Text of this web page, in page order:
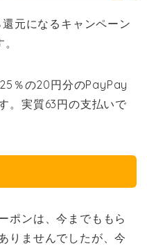
元になるキャンペーン
％の20円分のPayPay
。実質63円の支払いで
ポンは、今までももら
りませんでしたが、今